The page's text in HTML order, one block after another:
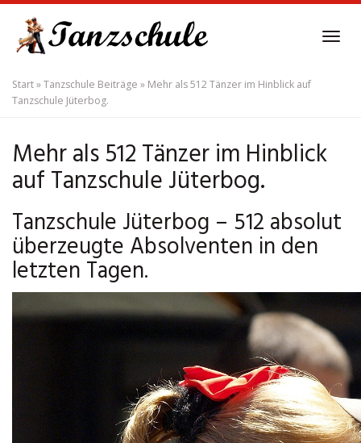
main
content
Start»Tanzschule Beiträge » Mehr als 512 Tänzer im Hinblick auf
Tanzschule Jüterbog.
Mehr als 512 Tänzer im Hinblick
auf Tanzschule Jüterbog.
Tanzschule Jüterbog – 512 absolut
überzeugte Absolventen in den
letzten Tagen.